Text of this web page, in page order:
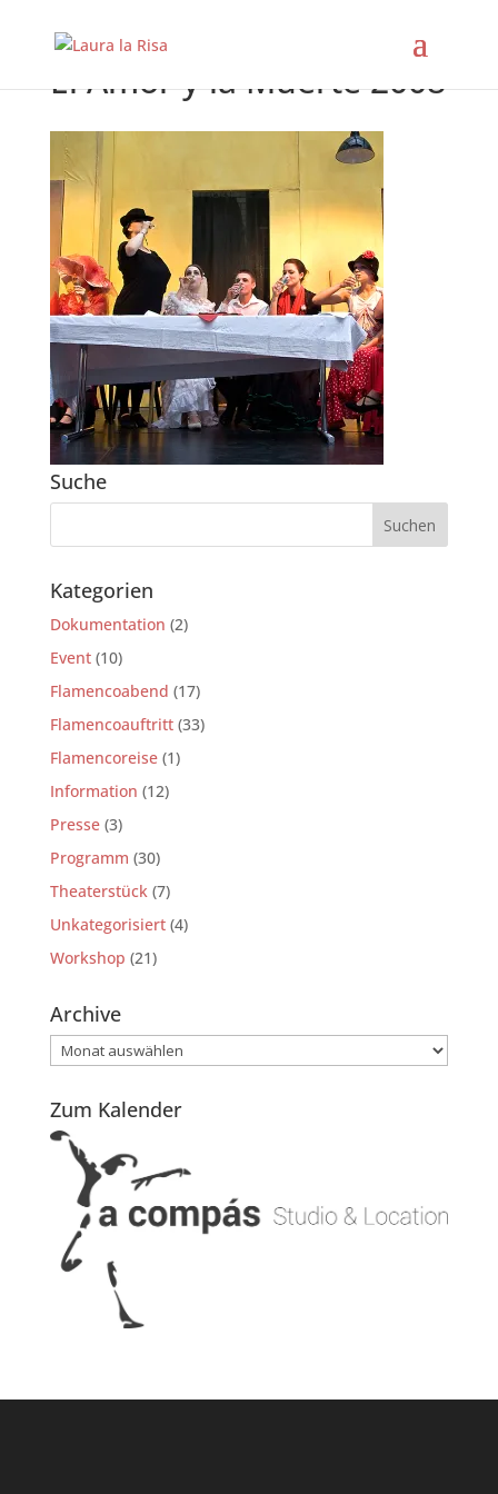
El Amor y la Muerte 2008
Suche
Kategorien
Dokumentation (2)
Event(10)
Flamencoabend (17)
Flamencoauftritt(33)
Flamencoreise(1)
Information (12)
Presse(3)
Programm (30)
Theaterstück(7)
Unkategorisiert(4)
Workshop (21)
Archive
Archive
Zum Kalender